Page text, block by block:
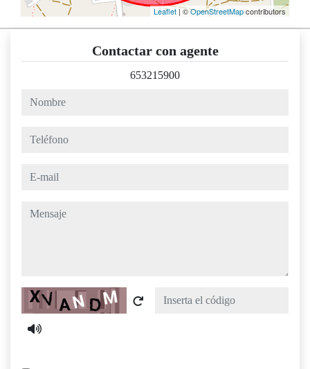
Leaflet| ©OpenStreetMapcontributors
Contactar con agente
653215900
nombre
teléfono
e-mail
mensaje
Captcha